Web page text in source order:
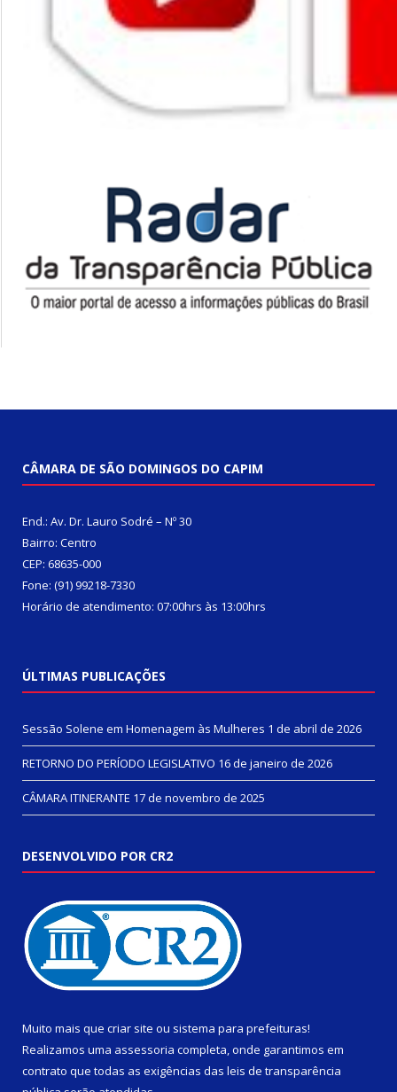
CÂMARA DE SÃO DOMINGOS DO CAPIM
End.: Av. Dr. Lauro Sodré – Nº 30
Bairro: Centro
CEP: 68635-000
Fone: (91) 99218-7330
Horário de atendimento: 07:00hrs às 13:00hrs
ÚLTIMAS PUBLICAÇÕES
Sessão Solene em Homenagem às Mulheres 1 de abril de 2026
RETORNO DO PERÍODO LEGISLATIVO 16 de janeiro de 2026
CÂMARA ITINERANTE 17 de novembro de 2025
DESENVOLVIDO POR CR2
Muito mais que criar site ou sistema para prefeituras!
Realizamos uma assessoria completa, onde garantimos em
contrato que todas as exigências das leis de transparência